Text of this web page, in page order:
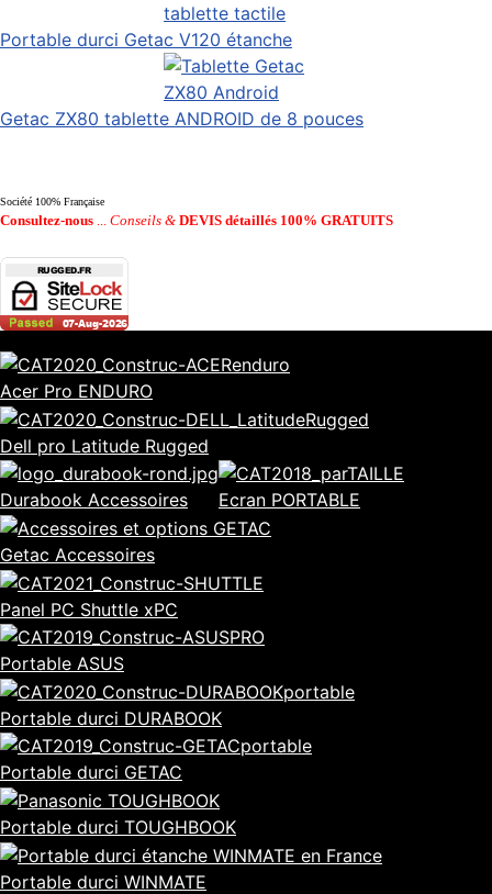
Portable durci Getac V120 étanche
Getac ZX80 tablette ANDROID de 8 pouces
Société 100% Française
Consultez-nous ... Conseils & DEVIS détaillés 100% GRATUITS
Acer Pro ENDURO
Dell pro Latitude Rugged
Durabook Accessoires Ecran PORTABLE
Getac Accessoires
Panel PC Shuttle xPC
Portable ASUS
Portable durci DURABOOK
Portable durci GETAC
Portable durci TOUGHBOOK
Portable durci WINMATE